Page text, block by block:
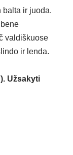
balta ir juoda.
valdiškuose
ir lenda.
Užsakyti